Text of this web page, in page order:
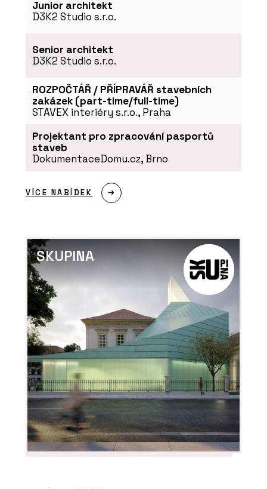
Junior architekt
D3K2 Studio s.r.o.
Senior architekt
D3K2 Studio s.r.o.
ROZPOČTÁŘ / PŘÍPRAVÁŘ stavebních
zakázek (part-time/full-time)
STAVEX interiéry s.r.o., Praha
Projektant pro zpracování pasportů
staveb
DokumentaceDomu.cz, Brno
VÍCE NABÍDEK
SKUPINA